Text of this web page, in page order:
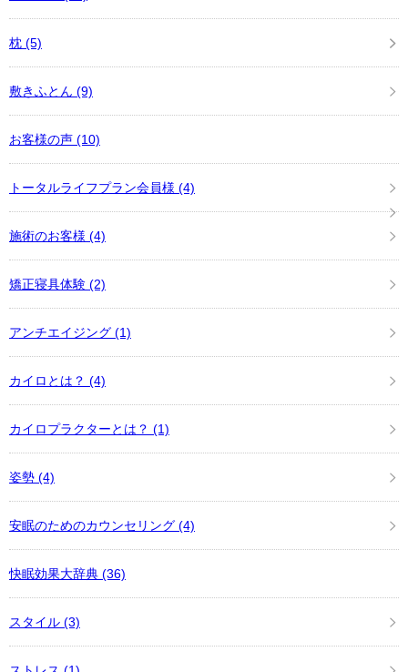
枕 (5)
敷きふとん (9)
お客様の声 (10)
トータルライフプラン会員様 (4)
施術のお客様 (4)
矯正寝具体験 (2)
アンチエイジング (1)
カイロとは？ (4)
カイロプラクターとは？ (1)
姿勢 (4)
安眠のためのカウンセリング (4)
快眠効果大辞典 (36)
スタイル (3)